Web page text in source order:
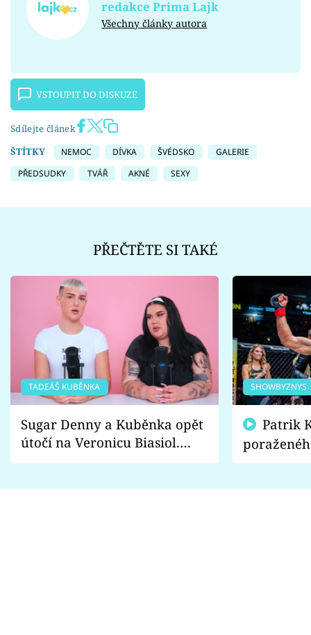
redakce Prima Lajk
Všechny články autora
VSTOUPIT DO DISKUZE
Sdílejte článek
ŠTÍTKY
NEMOC DÍVKA ŠVÉDSKO
GALERIE
PŘEDSUDKY
TVÁŘ AKNÉ SEXY
PŘEČTĚTE SI TAKÉ
TADEÁŠ KUBĚNKA
Sugar Denny a Kuběnka opět
útočí na Veronicu Biasiol.
Proč je podle nich falešná a
SHOWBYZNYS
fanoušci